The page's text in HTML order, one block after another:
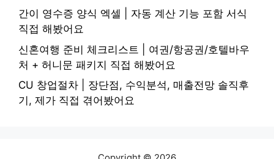
간이 영수증 양식 엑셀 | 자동 계산 기능 포함 서식
직접 해봤어요
신혼여행 준비 체크리스트 | 여권/항공권/호텔바우
처 + 허니문 패키지 직접 해봤어요
CU 창업절차 | 장단점, 수익분석, 매출전망 솔직후
기, 제가 직접 겪어봤어요